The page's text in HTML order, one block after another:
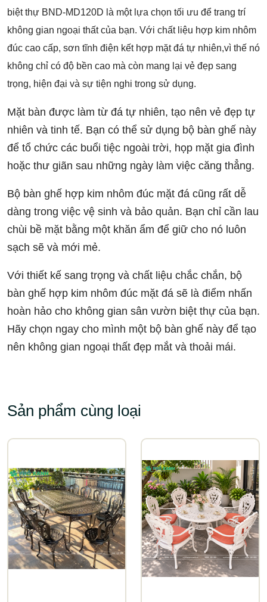
biệt thự BND-MD120D là một lựa chọn tối ưu để trang trí
không gian ngoại thất của bạn. Với chất liệu hợp kim nhôm
đúc cao cấp, sơn tĩnh điện kết hợp mặt đá tự nhiên,vì thế nó
không chỉ có độ bền cao mà còn mang lại vẻ đẹp sang
trọng, hiện đại và sự tiện nghi trong sử dụng.
Mặt bàn được làm từ đá tự nhiên, tạo nên vẻ đẹp tự
nhiên và tinh tế. Bạn có thể sử dụng bộ bàn ghế này
để tổ chức các buổi tiệc ngoài trời, họp mặt gia đình
hoặc thư giãn sau những ngày làm việc căng thẳng.
Bộ bàn ghế hợp kim nhôm đúc mặt đá cũng rất dễ
dàng trong việc vệ sinh và bảo quản. Bạn chỉ cần lau
chùi bề mặt bằng một khăn ẩm để giữ cho nó luôn
sạch sẽ và mới mẻ.
Với thiết kế sang trọng và chất liệu chắc chắn, bộ
bàn ghế hợp kim nhôm đúc mặt đá sẽ là điểm nhấn
hoàn hảo cho không gian sân vườn biệt thự của bạn.
Hãy chọn ngay cho mình một bộ bàn ghế này để tạo
nên không gian ngoại thất đẹp mắt và thoải mái.
Sản phẩm cùng loại